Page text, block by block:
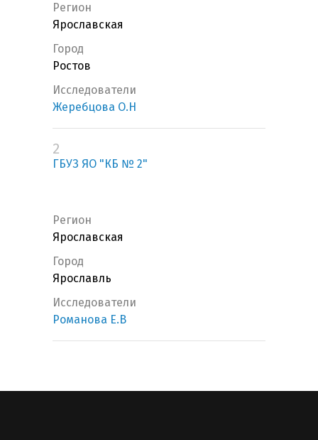
Регион
Ярославская
Город
Ростов
Исследователи
Жеребцова О.Н
2
ГБУЗ ЯО "КБ № 2"
Регион
Ярославская
Город
Ярославль
Исследователи
Романова Е.В